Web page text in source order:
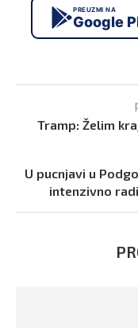
PREUZMI NA
Google
Tramp: Želim
U pucnjavi u
intenzivno